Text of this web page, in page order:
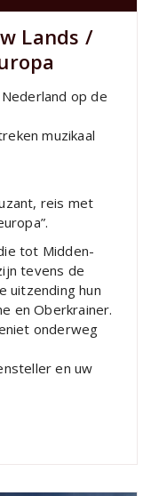
Lands /
op de
muzikaal
reis met
tot Midden-
tevens de
uitzending hun
en Oberkrainer.
onderweg
en uw